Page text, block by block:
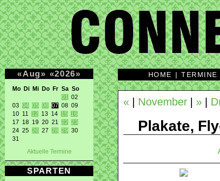
«Aug» «2026»
Mo Di Mi Do Fr Sa So
01
02
03 04 05 06 07 08 09
10 11 12 13 14 15
16
17 18 19 20 21 22
23
24 25 26 27 28 29 30
31
Aktuelle Termine
SPARTEN
HOME |TERMINE
« November »
Plakate,